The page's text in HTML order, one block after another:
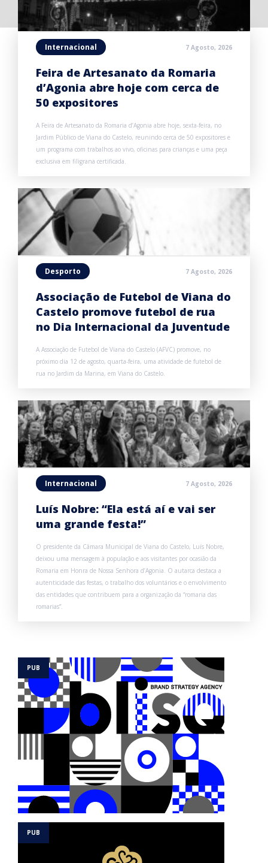
Internacional 7 Agosto, 2026
Feira de Artesanato da Romaria
d’Agonia abre hoje com cerca de
50 expositores
A Feira de Artesanato da Romaria d’Agonia abre hoje, sexta-feira, no
Jardim Público de Viana do Castelo, reunindo cerca de 50 expositores e
um programa com trabalhos ao vivo, oficinas para crianças e uma peça
exclusiva em filigrana certificada.
Desporto 7 Agosto, 2026
Associação de Futebol de Viana do
Castelo promove futebol de rua
no Dia Internacional da Juventude
A Associação de Futebol de Viana do Castelo (AFVC) promove, no
próximo dia 12 de agosto, quarta-feira, uma atividade de futebol de
rua no Jardim da Marina, em Viana do Castelo.
Internacional 7 Agosto, 2026
Luís Nobre: “Ela está aí e vai ser
uma grande festa!”
O presidente da Câmara Municipal de Viana do Castelo, Luís Nobre,
deixou uma mensagem à população e aos visitantes por ocasião da
Romaria em Honra de Nossa Senhora d’Agonia. O autarca destaca a
autenticidade das festas, o trabalho dos voluntários e o envolvimento
das entidades que contribuem para a organização da “romaria das
romarias”.